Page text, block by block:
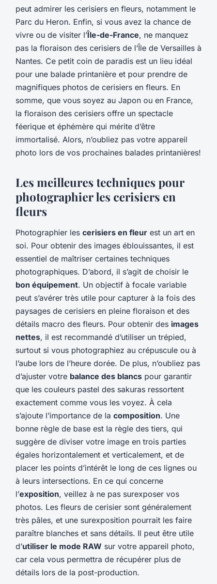
peut admirer les cerisiers en fleurs, notamment le
Parc du Heron. Enfin, si vous avez la chance de
vivre ou de visiter l’Île-de-France, ne manquez
pas la floraison des cerisiers de l’Île de Versailles à
Nantes. Ce petit coin de paradis est un lieu idéal
pour une balade printanière et pour prendre de
magnifiques photos de cerisiers en fleurs. En
somme, que vous soyez au Japon ou en France,
la floraison des cerisiers offre un spectacle
féerique et éphémère qui mérite d’être
immortalisé. Alors, n’oubliez pas votre appareil
photo lors de vos prochaines balades printanières!
Les meilleures techniques pour
photographier les cerisiers en
fleurs
Photographier les cerisiers en fleur est un art en
soi. Pour obtenir des images éblouissantes, il est
essentiel de maîtriser certaines techniques
photographiques. D’abord, il s’agit de choisir le
bon équipement. Un objectif à focale variable
peut s’avérer très utile pour capturer à la fois des
paysages de cerisiers en pleine floraison et des
détails macro des fleurs. Pour obtenir des images
nettes, il est recommandé d’utiliser un trépied,
surtout si vous photographiez au crépuscule ou à
l’aube lors de l’heure dorée. De plus, n’oubliez pas
d’ajuster votre balance des blancs pour garantir
que les couleurs pastel des sakuras ressortent
exactement comme vous les voyez. À cela
s’ajoute l’importance de la composition. Une
bonne règle de base est la règle des tiers, qui
suggère de diviser votre image en trois parties
égales horizontalement et verticalement, et de
placer les points d’intérêt le long de ces lignes ou
à leurs intersections. En ce qui concerne
l’exposition, veillez à ne pas surexposer vos
photos. Les fleurs de cerisier sont généralement
très pâles, et une surexposition pourrait les faire
paraître blanches et sans détails. Il peut être utile
d’utiliser le mode RAW sur votre appareil photo,
car cela vous permettra de récupérer plus de
détails lors de la post-production.